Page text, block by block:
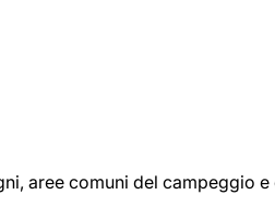
aree comuni del campeggio e